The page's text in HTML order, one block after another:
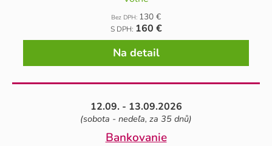
Bez DPH: 130 €
S DPH: 160 €
Na detail
12.09. - 13.09.2026
(sobota - nedeľa, za 35 dnů)
Bankovanie